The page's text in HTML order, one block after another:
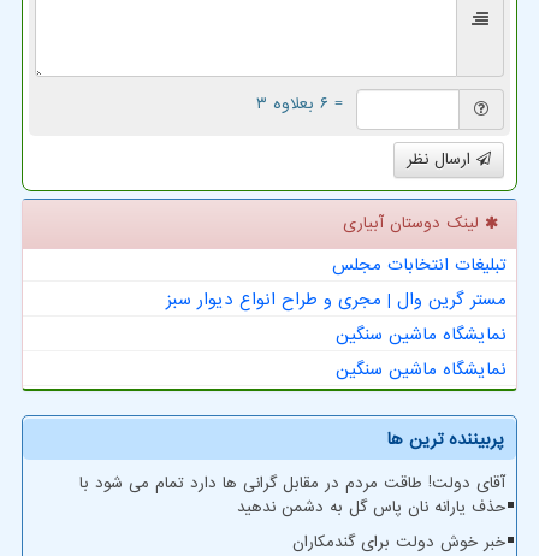
= ۶ بعلاوه ۳
ارسال نظر
لینک دوستان آبیاری
تبلیغات انتخابات مجلس
مستر گرین وال | مجری و طراح انواع دیوار سبز
نمایشگاه ماشین سنگین
نمایشگاه ماشین سنگین
پربیننده ترین ها
آقای دولت! طاقت مردم در مقابل گرانی ها دارد تمام می شود با
حذف یارانه نان پاس گل به دشمن ندهید
خبر خوش دولت برای گندمکاران